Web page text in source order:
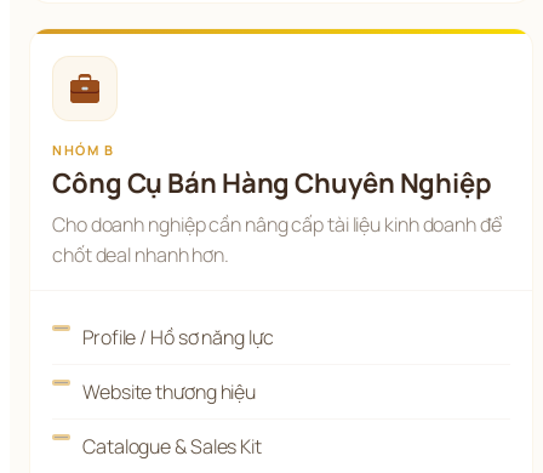
NHÓM B
Công Cụ Bán Hàng Chuyên Nghiệp
Cho doanh nghiệp cần nâng cấp tài liệu kinh doanh để
chốt deal nhanh hơn.
Profile / Hồ sơ năng lực
Website thương hiệu
Catalogue & Sales Kit